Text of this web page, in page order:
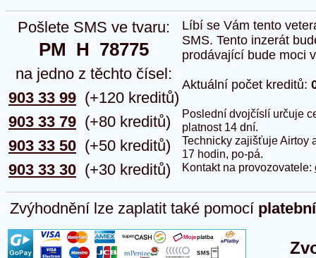
Pošlete SMS ve tvaru:
PM  H  78775
na jedno z těchto čísel:
903 33 99
903 33 79
903 33 50
903 33 30
(+120 kreditů)
(+80 kreditů)
(+50 kreditů)
(+30 kreditů)
Líbí se Vám tento
SMS. Tento inzerát
prodávající bude moci
Aktuální počet kreditů:
Poslední dvojčíslí určuje
platnost 14 dní.
Technicky zajišťuje Airtoy
17 hodin, po-pá.
Kontakt na provozovatele:
Zvýhodnění lze zaplatit také pomocí